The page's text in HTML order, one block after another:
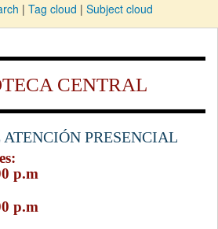
Tag cloud Subject cloud
CENTRAL
PRESENCIAL
p.m
p.m